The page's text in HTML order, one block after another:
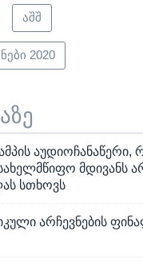
აშშ
2020
აუდიოჩანაწერი,
მდივანს
სთხოვს
არჩევნების